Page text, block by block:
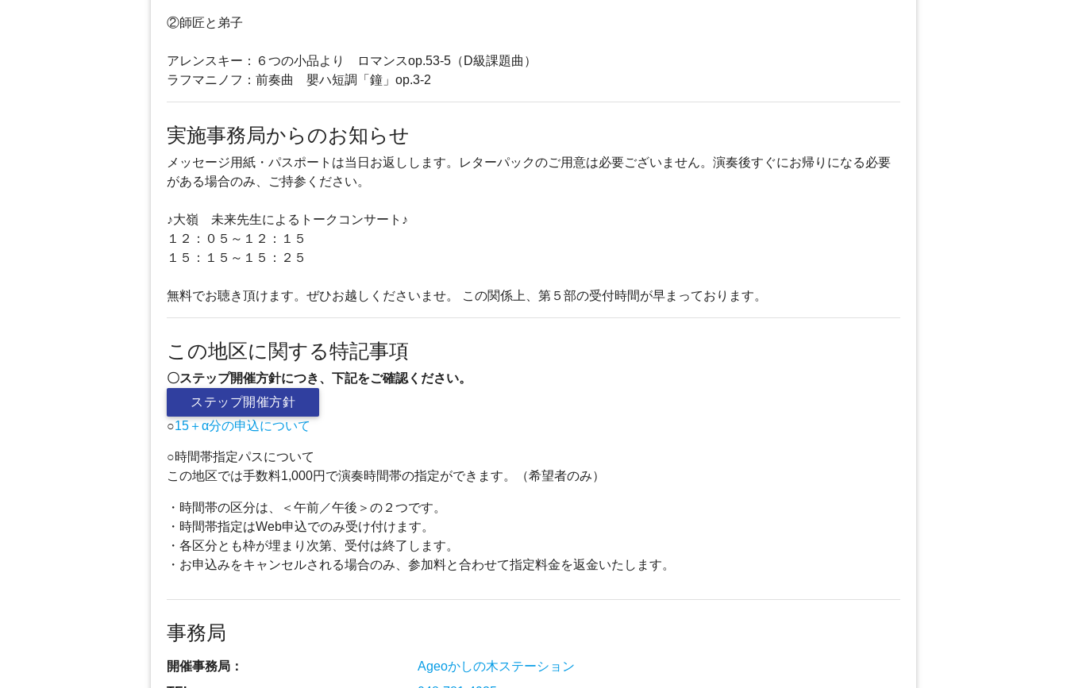
②師匠と弟子
アレンスキー：６つの小品より ロマンスop.53-5（D級課題曲）
ラフマニノフ：前奏曲 嬰ハ短調「鐘」op.3-2
実施事務局からのお知らせ
メッセージ用紙・パスポートは当日お返しします。レターパックのご用意は必要ございません。演奏後すぐにお帰りになる必要
がある場合のみ、ご持参ください。
♪大嶺 未来先生によるトークコンサート♪
１２：０５～１２：１５
１５：１５～１５：２５
無料でお聴き頂けます。ぜひお越しくださいませ。 この関係上、第５部の受付時間が早まっております。
この地区に関する特記事項
〇ステップ開催方針につき、下記をご確認ください。
ステップ開催方針
○15＋α分の申込について
○時間帯指定パスについて
この地区では手数料1,000円で演奏時間帯の指定ができます。（希望者のみ）
・時間帯の区分は、＜午前／午後＞の２つです。
・時間帯指定はWeb申込でのみ受け付けます。
・各区分とも枠が埋まり次第、受付は終了します。
・お申込みをキャンセルされる場合のみ、参加料と合わせて指定料金を返金いたします。
事務局
開催事務局：
Ageoかしの木ステーション